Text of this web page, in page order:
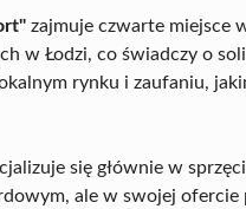
zajmuje czwarte miejsce
w Łodzi, co świadczy o
rynku i zaufaniu,
się głównie w
ale w swojej ofercie